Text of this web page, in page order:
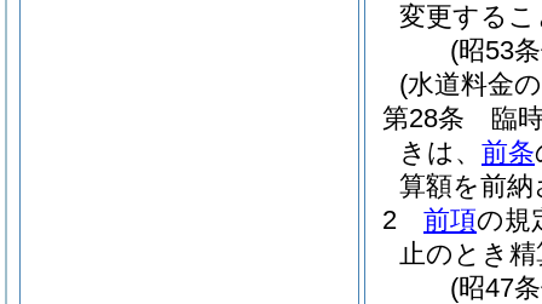
変更する
(昭53
(水道料金
第28条
臨
きは、 前条
算額を前
2
前項の規
止のとき
(昭47